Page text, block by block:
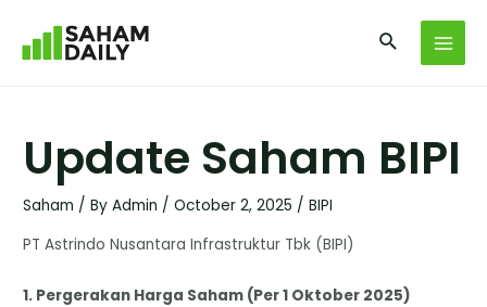
Update Saham BIPI
Saham / ByAdmin /October 2, 2025 /BIPI
PT Astrindo Nusantara Infrastruktur Tbk (BIPI)
​1. Pergerakan Harga Saham (Per 1 Oktober 2025)